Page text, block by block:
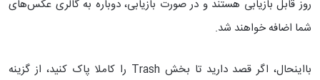
روز قابل بازیابی هستند و در صورت بازیابی، دوباره به گالری عکس‌های
شما اضافه خواهند شد.
بااینحال، اگر قصد دارید تا بخش Trash را کاملا پاک کنید، از گزینه